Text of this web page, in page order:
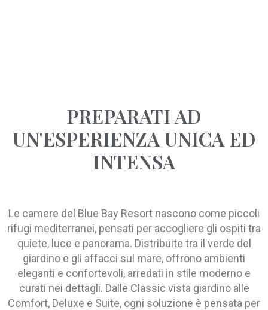
PREPARATI AD
UN'ESPERIENZA UNICA ED
INTENSA
Le camere del Blue Bay Resort nascono come piccoli
rifugi mediterranei, pensati per accogliere gli ospiti tra
quiete, luce e panorama. Distribuite tra il verde del
giardino e gli affacci sul mare, offrono ambienti
eleganti e confortevoli, arredati in stile moderno e
curati nei dettagli. Dalle Classic vista giardino alle
Comfort, Deluxe e Suite, ogni soluzione è pensata per